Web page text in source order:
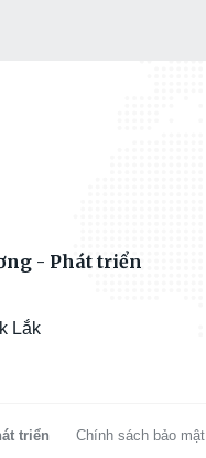
- Phát triển
Lắk
triển Chính sách bảo mật